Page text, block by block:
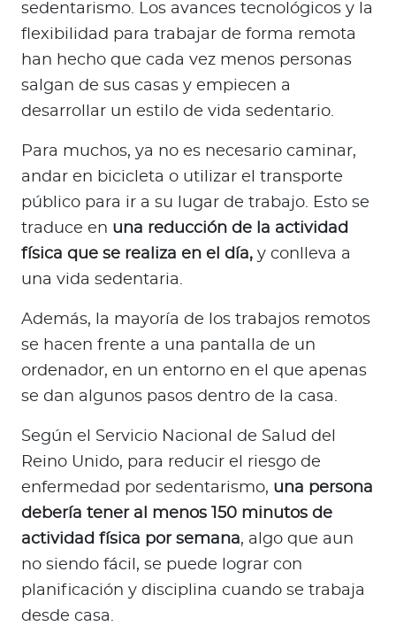
sedentarismo. Los avances tecnológicos y la
flexibilidad para trabajar de forma remota
han hecho que cada vez menos personas
salgan de sus casas y empiecen a
desarrollar un estilo de vida sedentario.
Para muchos, ya no es necesario caminar,
andar en bicicleta o utilizar el transporte
público para ir a su lugar de trabajo. Esto se
traduce en una reducción de la actividad
física que se realiza en el día, y conlleva a
una vida sedentaria.
Además, la mayoría de los trabajos remotos
se hacen frente a una pantalla de un
ordenador, en un entorno en el que apenas
se dan algunos pasos dentro de la casa.
Según el Servicio Nacional de Salud del
Reino Unido, para reducir el riesgo de
enfermedad por sedentarismo, una persona
debería tener al menos 150 minutos de
actividad física por semana, algo que aun
no siendo fácil, se puede lograr con
planificación y disciplina cuando se trabaja
desde casa.